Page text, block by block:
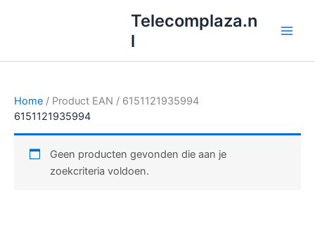
inhoud
Telecomplaza.n
l
Home / Product EAN / 6151121935994
6151121935994
Geen producten gevonden die aan je
zoekcriteria voldoen.